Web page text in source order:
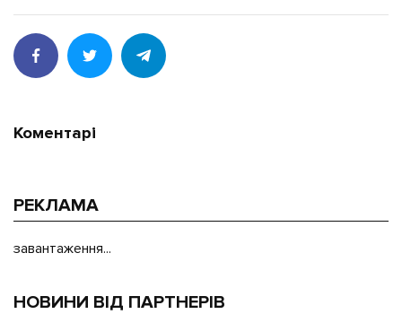
Коментарі
РЕКЛАМА
завантаження...
НОВИНИ ВІД ПАРТНЕРІВ